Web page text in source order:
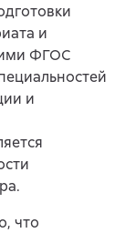
и
ФГОС
и
что